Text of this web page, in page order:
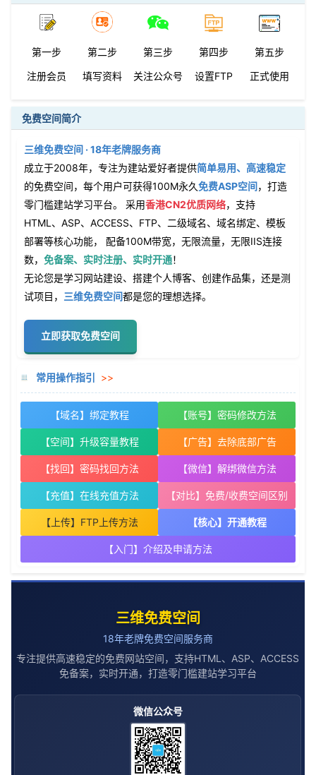
第一步 第二步 第三步 第四步
第五步
注册会员
填写资料 关注公众号 设置FTP 正式使用
免费空间简介
三维免费空间 · 18年老牌服务商
成立于2008年，专注为建站爱好者提供简单易用、高速稳定
的免费空间，每个用户可获得100M永久免费ASP空间，打造
零门槛建站学习平台。 采用香港CN2优质网络，支持
HTML、ASP、ACCESS、FTP、二级域名、域名绑定、模板
部署等核心功能， 配备100M带宽，无限流量，无限IIS连接
数， 免备案、实时注册、实时开通！
无论您是学习网站建设、搭建个人博客、创建作品集，还是测
试项目， 三维免费空间都是您的理想选择。
立即获取免费空间
常用操作指引 >>
【域名】绑定教程 【账号】密码修改方法
【空间】升级容量教程 【广告】去除底部广告
【找回】密码找回方法 【微信】解绑微信方法
【充值】在线充值方法 【对比】免费/收费空间区别
【上传】FTP上传方法 【核心】开通教程
【入门】介绍及申请方法
三维免费空间
18年老牌免费空间服务商
专注提供高速稳定的免费网站空间，支持HTML、ASP、ACCESS
免备案，实时开通，打造零门槛建站学习平台
微信公众号